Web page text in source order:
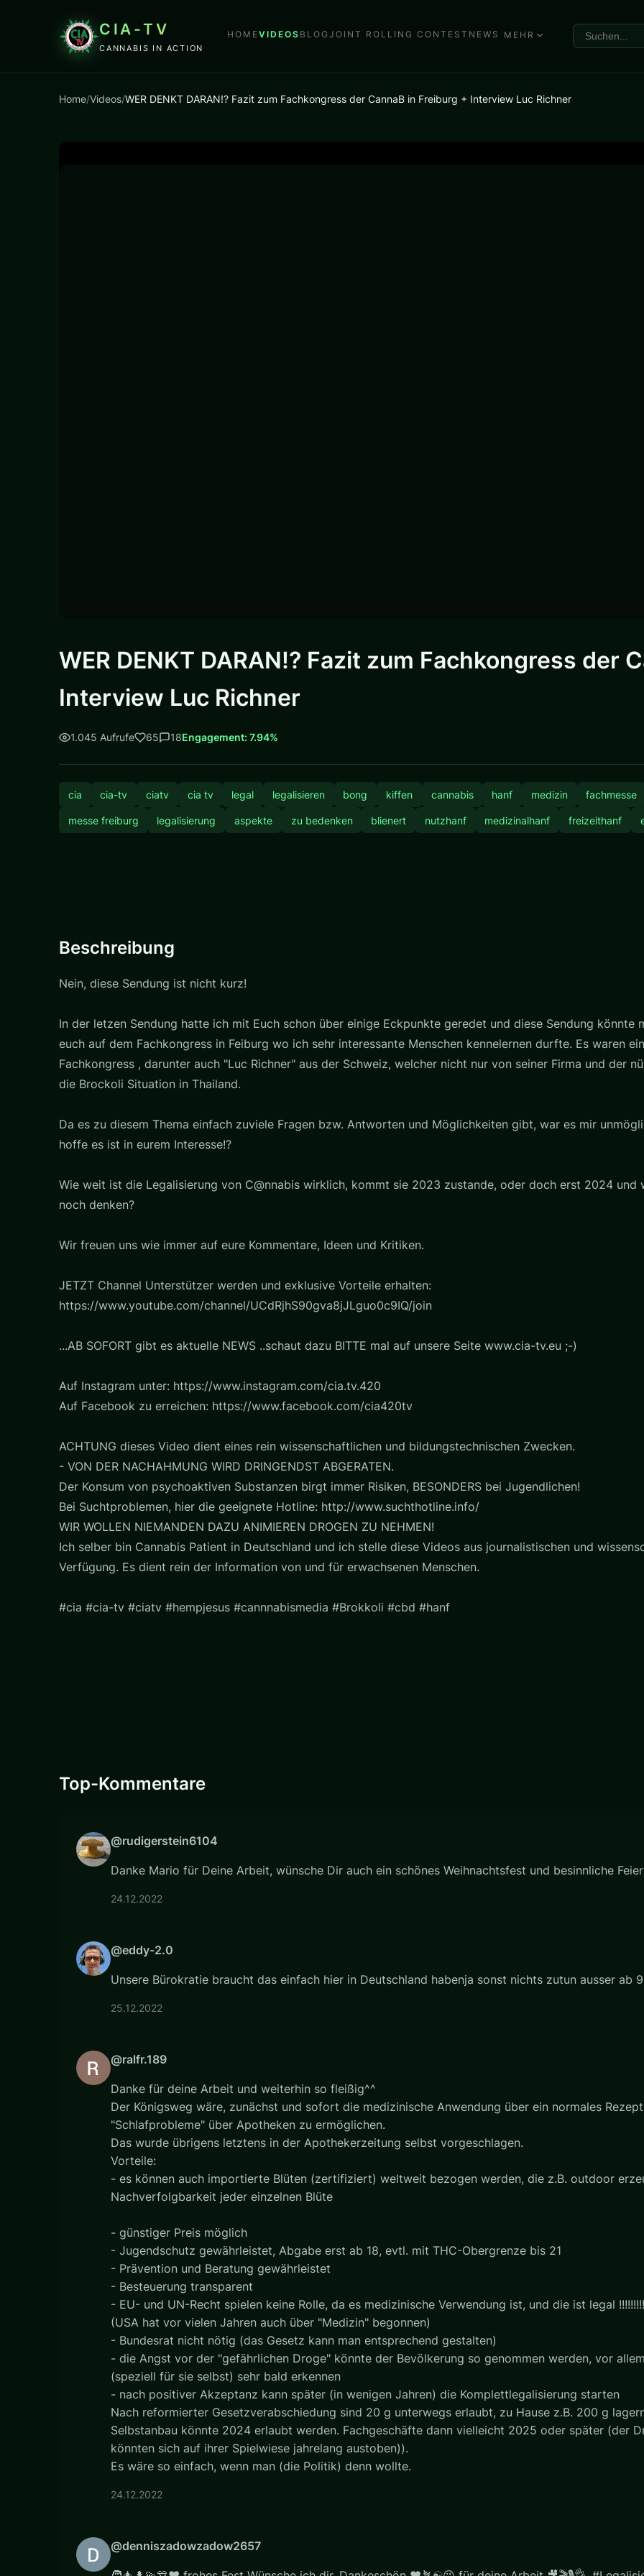
CIA-TV
CANNABIS IN ACTION
HOMEVIDEOS BLOGJOINT ROLLING CONTEST NEWS MEHR
Home/Videos/WER DENKT DARAN!? Fazit zum Fachkongress der CannaB in Freiburg + Interview Luc Richner
WER DENKT DARAN!? Fazit zum Fachkongress der
Interview Luc Richner
1.045 Aufrufe 65 18Engagement: 7.94%
cia cia-tv ciatv cia tv legal legalisieren bong kiffen cannabis hanf medizin fachmesse
messe freiburg legalisierung aspekte zu bedenken blienert nutzhanf medizinalhanf freizeithanf
Beschreibung
Nein, diese Sendung ist nicht kurz!
In der letzen Sendung hatte ich mit Euch schon über einige Eckpunkte geredet und diese Sendung könnte
euch auf dem Fachkongress in Feiburg wo ich sehr interessante Menschen kennelernen durfte. Es waren
Fachkongress , darunter auch "Luc Richner" aus der Schweiz, welcher nicht nur von seiner Firma und der
die Brockoli Situation in Thailand.
Da es zu diesem Thema einfach zuviele Fragen bzw. Antworten und Möglichkeiten gibt, war es mir
hoffe es ist in eurem Interesse!?
Wie weit ist die Legalisierung von C@nnabis wirklich, kommt sie 2023 zustande, oder doch erst 2024
noch denken?
Wir freuen uns wie immer auf eure Kommentare, Ideen und Kritiken.
JETZT Channel Unterstützer werden und exklusive Vorteile erhalten:
https://www.youtube.com/channel/UCdRjhS90gva8jJLguo0c9IQ/join
...AB SOFORT gibt es aktuelle NEWS ..schaut dazu BITTE mal auf unsere Seite www.cia-tv.eu ;-)
Auf Instagram unter: https://www.instagram.com/cia.tv.420
Auf Facebook zu erreichen: https://www.facebook.com/cia420tv
ACHTUNG dieses Video dient eines rein wissenschaftlichen und bildungstechnischen Zwecken.
- VON DER NACHAHMUNG WIRD DRINGENDST ABGERATEN.
Der Konsum von psychoaktiven Substanzen birgt immer Risiken, BESONDERS bei Jugendlichen!
Bei Suchtproblemen, hier die geeignete Hotline: http://www.suchthotline.info/
WIR WOLLEN NIEMANDEN DAZU ANIMIEREN DROGEN ZU NEHMEN!
Ich selber bin Cannabis Patient in Deutschland und ich stelle diese Videos aus journalistischen und
Verfügung. Es dient rein der Information von und für erwachsenen Menschen.
#cia #cia-tv #ciatv #hempjesus #cannnabismedia #Brokkoli #cbd #hanf
Top-Kommentare
@rudigerstein6104
Danke Mario für Deine Arbeit, wünsche Dir auch ein schönes Weihnachtsfest und besinnliche
24.12.2022
@eddy-2.0
Unsere Bürokratie braucht das einfach hier in Deutschland habenja sonst nichts zutun ausser ab
25.12.2022
@ralfr.189
Danke für deine Arbeit und weiterhin so fleißig^^
Der Königsweg wäre, zunächst und sofort die medizinische Anwendung über ein normales
"Schlafprobleme" über Apotheken zu ermöglichen.
Das wurde übrigens letztens in der Apothekerzeitung selbst vorgeschlagen.
Vorteile:
- es können auch importierte Blüten (zertifiziert) weltweit bezogen werden, die z.B. outdoor
Nachverfolgbarkeit jeder einzelnen Blüte
- günstiger Preis möglich
- Jugendschutz gewährleistet, Abgabe erst ab 18, evtl. mit THC-Obergrenze bis 21
- Prävention und Beratung gewährleistet
- Besteuerung transparent
- EU- und UN-Recht spielen keine Rolle, da es medizinische Verwendung ist, und die ist legal !!!!!!!!!
(USA hat vor vielen Jahren auch über "Medizin" begonnen)
- Bundesrat nicht nötig (das Gesetz kann man entsprechend gestalten)
- die Angst vor der "gefährlichen Droge" könnte der Bevölkerung so genommen werden, vor
(speziell für sie selbst) sehr bald erkennen
- nach positiver Akzeptanz kann später (in wenigen Jahren) die Komplettlegalisierung starten
Nach reformierter Gesetzverabschiedung sind 20 g unterwegs erlaubt, zu Hause z.B. 200 g
Selbstanbau könnte 2024 erlaubt werden. Fachgeschäfte dann vielleicht 2025 oder später (der
könnten sich auf ihrer Spielwiese jahrelang austoben)).
Es wäre so einfach, wenn man (die Politik) denn wollte.
24.12.2022
@denniszadowzadow2657